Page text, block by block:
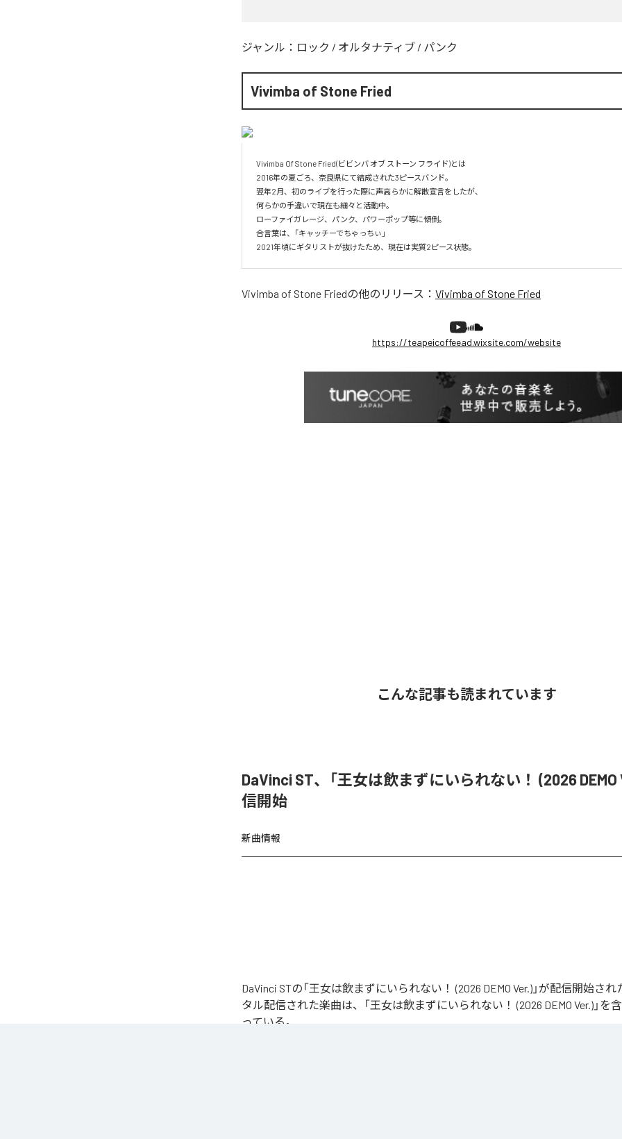
ジャンル： ロック / オルタナティブ / パンク
Vivimba of Stone Fried
Vivimba Of Stone Fried(ビビンバ オブ ストーン フライド)とは
2016年の夏ごろ、奈良県にて結成された3ピースバンド。
翌年2月、初のライブを行った際に声高らかに解散宣言をしたが、
何らかの手違いで現在も細々と活動中。
ローファイガレージ、パンク、パワーポップ等に傾倒。
合言葉は、「キャッチーでちゃっちぃ」
2021年頃にギタリストが抜けたため、現在は実質2ピース状態。
Vivimba of Stone Friedの他のリリース： Vivimba of Stone Fried
https://teapeicoffeead.wixsite.com/website
こんな記事も読まれています
DaVinci ST、「王女は飲まずにいられない！ (2026 DEMO
信開始
新曲情報
DaVinci STの「王女は飲まずにいられない！ (2026 DEMO Ver.)」が配信開始さ
タル配信された楽曲は、「王女は飲まずにいられない！ (2026 DEMO Ver.)」を
っている。